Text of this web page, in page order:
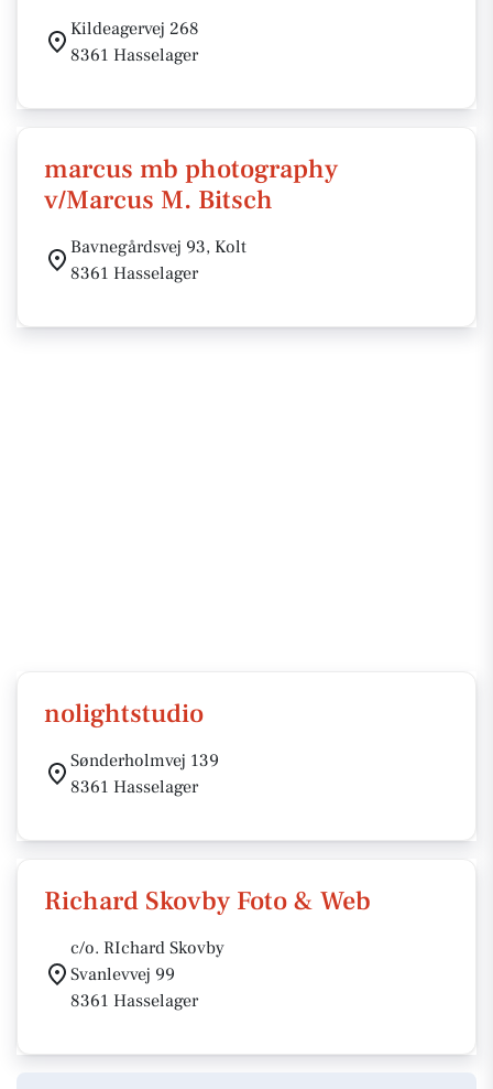
Kildeagervej 268
8361 Hasselager
marcus mb photography
v/Marcus M. Bitsch
Bavnegårdsvej 93, Kolt
8361 Hasselager
nolightstudio
Sønderholmvej 139
8361 Hasselager
Richard Skovby Foto & Web
c/o. RIchard Skovby
Svanlevvej 99
8361 Hasselager